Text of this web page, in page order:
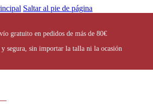
Saltar al pie de página
gratuito en pedidos de más de 80€
y segura, sin importar la talla ni la ocasión